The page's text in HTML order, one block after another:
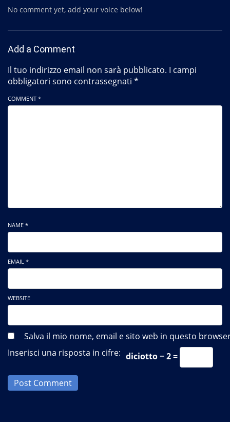
No comment yet, add your voice below!
Add a Comment
Il tuo indirizzo email non sarà pubblicato. I campi
obbligatori sono contrassegnati *
COMMENT *
NAME *
EMAIL *
WEBSITE
Salva il mio nome, email e sito web in questo
Inserisci una risposta in cifre: diciotto − 2 =
Post Comment